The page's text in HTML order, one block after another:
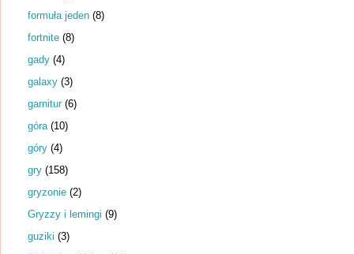
formuła jeden (8)
fortnite (8)
gady (4)
galaxy (3)
garnitur (6)
góra (10)
góry (4)
gry (158)
gryzonie (2)
Gryzzy i lemingi (9)
guziki (3)